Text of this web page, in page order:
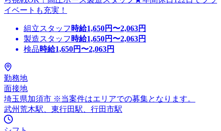
イベートも充実！
組立スタッフ 時給1,650円〜2,063円
製造スタッフ 時給1,650円〜2,063円
検品時給1,650円〜2,063円
勤務地
面接地
埼玉県加須市 ※当案件はエリアでの募集となります。
武州荒木駅、東行田駅、行田市駅